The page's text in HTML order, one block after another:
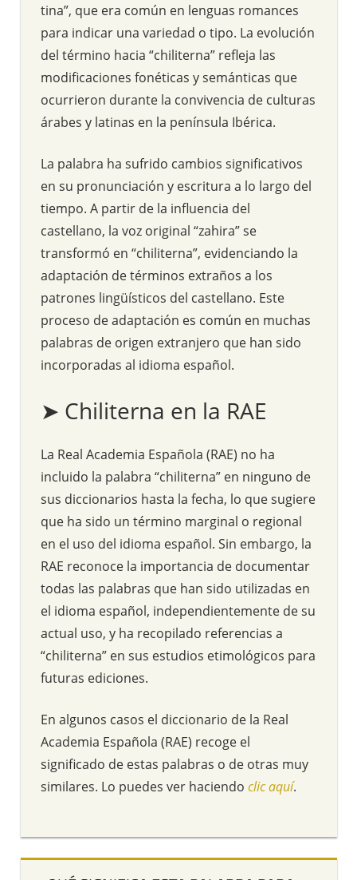
tina”, que era común en lenguas romances
para indicar una variedad o tipo. La evolución
del término hacia “chiliterna” refleja las
modificaciones fonéticas y semánticas que
ocurrieron durante la convivencia de culturas
árabes y latinas en la península Ibérica.
La palabra ha sufrido cambios significativos
en su pronunciación y escritura a lo largo del
tiempo. A partir de la influencia del
castellano, la voz original “zahira” se
transformó en “chiliterna”, evidenciando la
adaptación de términos extraños a los
patrones lingüísticos del castellano. Este
proceso de adaptación es común en muchas
palabras de origen extranjero que han sido
incorporadas al idioma español.
➤ Chiliterna en la RAE
La Real Academia Española (RAE) no ha
incluido la palabra “chiliterna” en ninguno de
sus diccionarios hasta la fecha, lo que sugiere
que ha sido un término marginal o regional
en el uso del idioma español. Sin embargo, la
RAE reconoce la importancia de documentar
todas las palabras que han sido utilizadas en
el idioma español, independientemente de su
actual uso, y ha recopilado referencias a
“chiliterna” en sus estudios etimológicos para
futuras ediciones.
En algunos casos el diccionario de la Real
Academia Española (RAE) recoge el
significado de estas palabras o de otras muy
similares. Lo puedes ver haciendo clic aquí.